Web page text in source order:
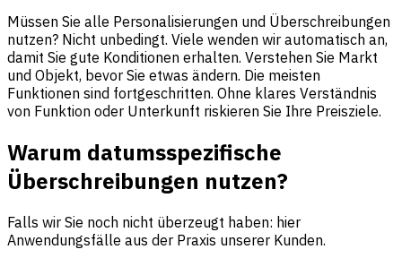
Müssen Sie alle Personalisierungen und Überschreibungen
nutzen? Nicht unbedingt. Viele wenden wir automatisch an,
damit Sie gute Konditionen erhalten. Verstehen Sie Markt
und Objekt, bevor Sie etwas ändern. Die meisten
Funktionen sind fortgeschritten. Ohne klares Verständnis
von Funktion oder Unterkunft riskieren Sie Ihre Preisziele.
Warum datumsspezifische
Überschreibungen nutzen?
Falls wir Sie noch nicht überzeugt haben: hier
Anwendungsfälle aus der Praxis unserer Kunden.